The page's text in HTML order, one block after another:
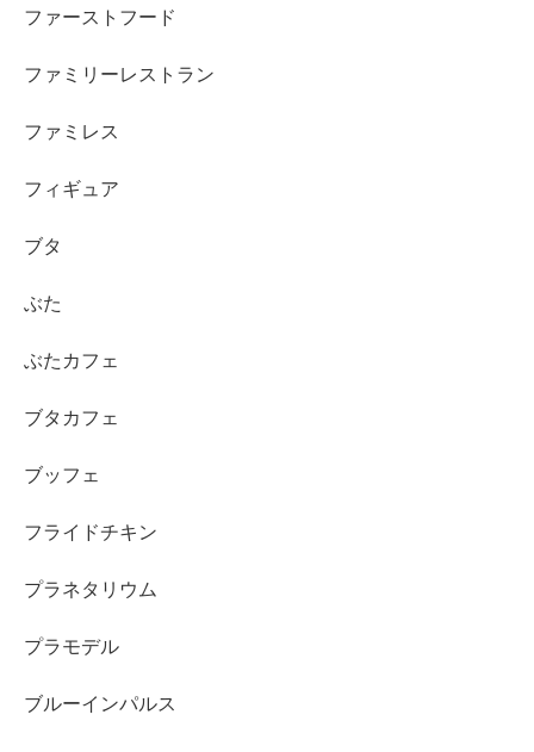
ファーストフード
ファミリーレストラン
ファミレス
フィギュア
ブタ
ぶた
ぶたカフェ
ブタカフェ
ブッフェ
フライドチキン
プラネタリウム
プラモデル
ブルーインパルス